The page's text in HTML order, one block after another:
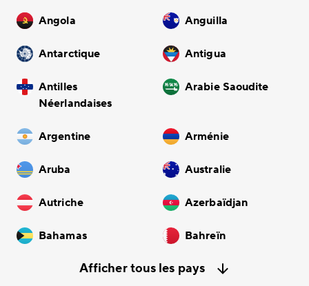
Angola Anguilla
Antarctique Antigua
Antilles
Néerlandaises
Arabie Saoudite
Argentine Arménie
Aruba Australie
Autriche Azerbaïdjan
Bahamas Bahreïn
Afficher tous les pays